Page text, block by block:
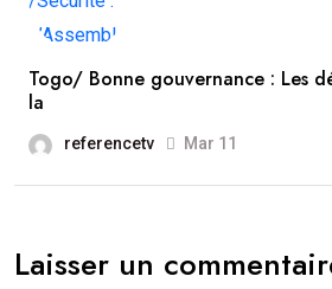
Togo/ Bonne gouvernance : Les
la
referencetv Mar 11
Laisser un